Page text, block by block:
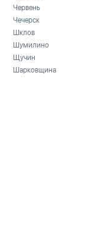
Червень
Чечерск
Шклов
Шумилино
Щучин
Шарковщина